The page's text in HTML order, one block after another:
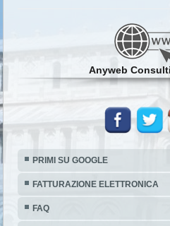
Anyweb
PRIMI SU GOOGLE
FATTURAZIONE ELETTRONICA
FAQ